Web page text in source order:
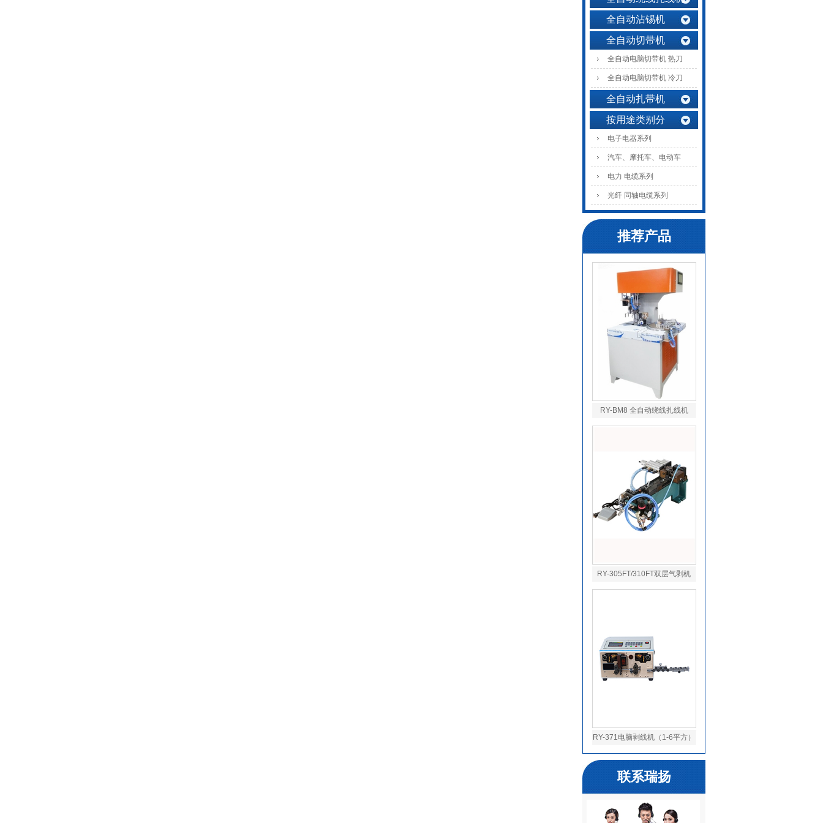
全自动沾锡机
全自动切带机
全自动电脑切带机 热刀
全自动电脑切带机 冷刀
全自动扎带机
按用途类别分
电子电器系列
汽车、摩托车、电动车
电力 电缆系列
光纤 同轴电缆系列
推荐产品
RY-BM8 全自动绕线扎线机
RY-305FT/310FT双层气剥机
RY-371电脑剥线机（1-6平方）
联系瑞扬